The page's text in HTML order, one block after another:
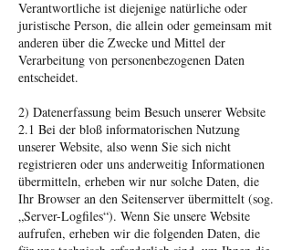
Verantwortliche ist diejenige natürliche oder
juristische Person, die allein oder gemeinsam mit
anderen über die Zwecke und Mittel der
Verarbeitung von personenbezogenen Daten
entscheidet.
2) Datenerfassung beim Besuch unserer Website
2.1 Bei der bloß informatorischen Nutzung
unserer Website, also wenn Sie sich nicht
registrieren oder uns anderweitig Informationen
übermitteln, erheben wir nur solche Daten, die
Ihr Browser an den Seitenserver übermittelt (sog.
„Server-Logfiles“). Wenn Sie unsere Website
aufrufen, erheben wir die folgenden Daten, die